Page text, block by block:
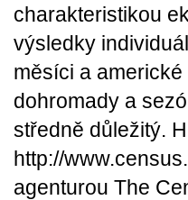
charakteristikou
výsledky
měsíci a
dohromady a
středně důležitý.
http://
agenturou The